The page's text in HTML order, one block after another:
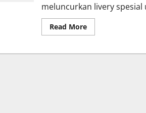
meluncurkan livery spesial
Read MoreRead
more
Spesial